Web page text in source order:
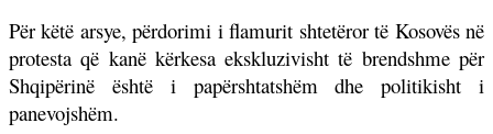
Për këtë arsye, përdorimi i flamurit shtetëror të Kosovës në
protesta që kanë kërkesa ekskluzivisht të brendshme për
Shqipërinë është i papërshtatshëm dhe politikisht i
panevojshëm.